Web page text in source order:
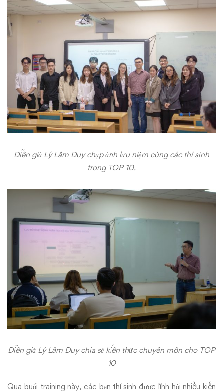
Diễn giả Lý Lâm Duy chụp ảnh lưu niệm cùng các thí sinh
trong TOP 10.
Diễn giả Lý Lâm Duy chia sẻ kiến thức chuyên môn cho TOP
10
Qua buổi training này, các bạn thí sinh được lĩnh hội nhiều kiến